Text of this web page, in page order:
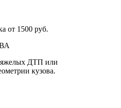
от 1500 руб.
ДТП или
кузова.